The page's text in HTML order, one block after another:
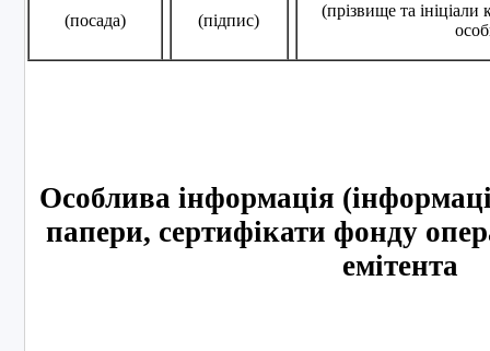
(посада) (підпис)
(прізвище та
Особлива інформація
папери, сертифікати фонду
емітента